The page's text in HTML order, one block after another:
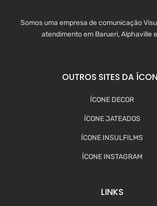
Somos uma empresa de comunicação
atendimento em Barueri, Alphaville
OUTROS SITES DA
ÍCONE DECOR
ÍCONE JATEADOS
ÍCONE INSULFILMS
ÍCONE INSTAGRAM
LINKS